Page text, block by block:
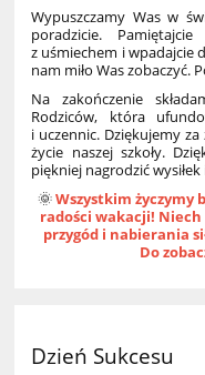
Wypuszczamy Was w
poradzicie.
z uśmiechem i wpadajcie
nam miło Was zobaczyć.
Na zakończenie
Rodziców, która
i uczennic. Dziękujemy
życie naszej szkoły.
piękniej nagrodzić
🌞Wszystkim życzymy
radości wakacji!
przygód i nabierania
Do
Dzień Sukcesu